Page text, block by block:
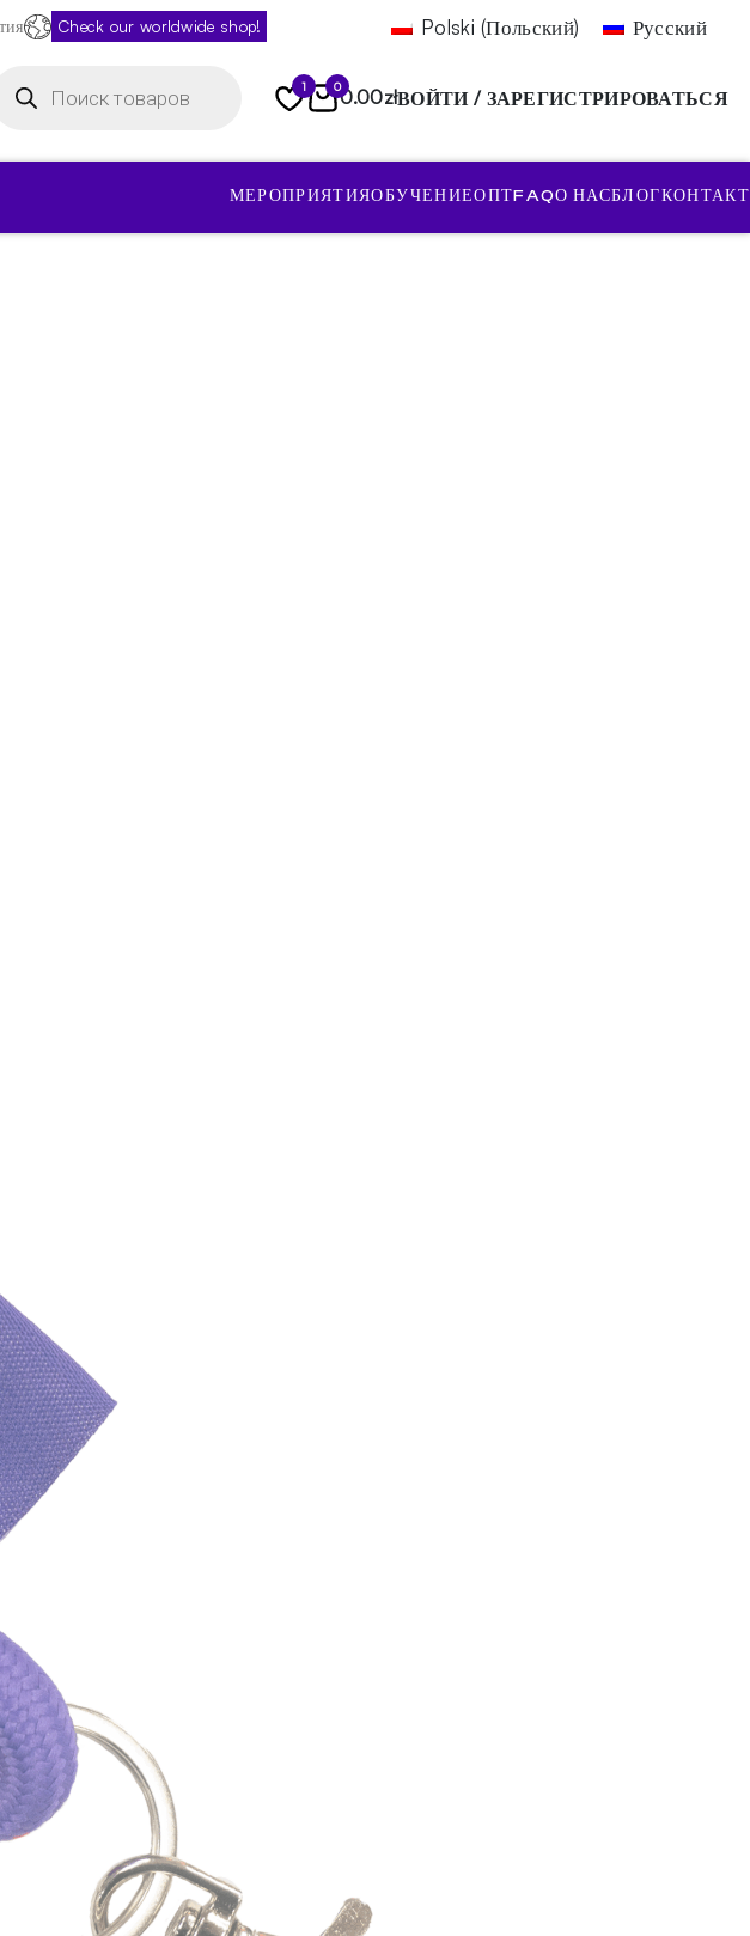
Check our worldwide shop! Polski (Польский)
Русский
товаров 1 00.00złВОЙТИ / ЗАРЕГИСТРИРОВАТЬСЯ
МЕРОПРИЯТИЯОБУЧЕНИЕОПТFAQО НАСБЛОГКОНТАКТ